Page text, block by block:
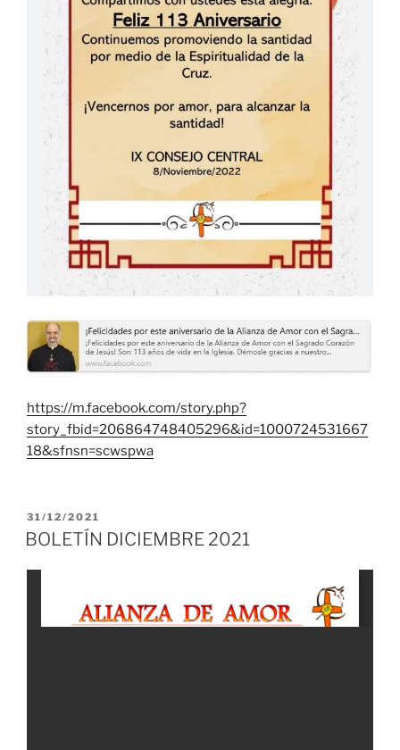
https://m.facebook.com/story.php?
story_fbid=206864748405296&id=1000724531667
18&sfnsn=scwspwa
PUBLICADO
EL
31/12/2021
BOLETÍN DICIEMBRE 2021